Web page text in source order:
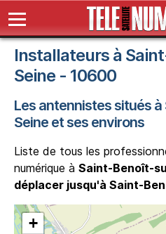
Installateurs à
Seine - 10600
Les antennistes situés
Seine et ses environs
Liste de tous les
numérique à Saint-Benoît-
déplacer jusqu'à Saint-
+